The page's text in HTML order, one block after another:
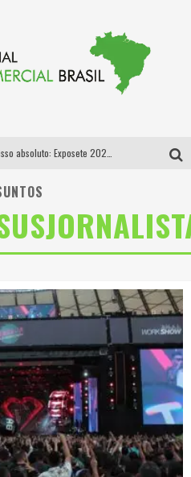
Designer mineira lança jogo educativo sobre coleta seletiva na maior feira de jogos de tabuleiro da América Latina
Proibida anuncia retorno da Puro Malte Extra e consolida trajetória de democratização cervejeira no Brasil